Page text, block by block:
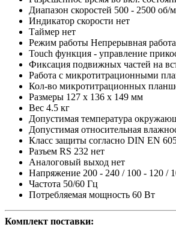
Диапазон скоростей 500 - 2500 об/
Индикатор скорости нет
Таймер нет
Режим работы Непрерывная работа
Touch функция - управление
Фиксация подвижных частей на
Работа с микротитрационными
Кол-во микротитрационных
Размеры 127 x 136 x 149 мм
Вес 4.5 кг
Допустимая температура
Допустимая относительная
Класс защиты согласно DIN EN
Разъем RS 232 нет
Аналоговый выход нет
Напряжение 200 - 240 / 100 - 120 /
Частота 50/60 Гц
Потребляемая мощность 60 Вт
Комплект поставки: